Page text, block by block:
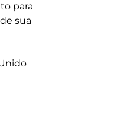
para
sua